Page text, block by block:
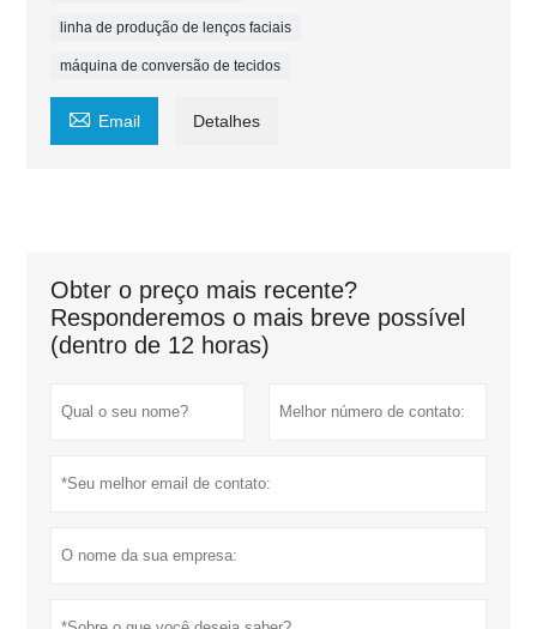
linha de produção de lenços faciais
máquina de conversão de tecidos
 Email Detalhes
Obter o preço mais recente?
Responderemos o mais breve possível
(dentro de 12 horas)